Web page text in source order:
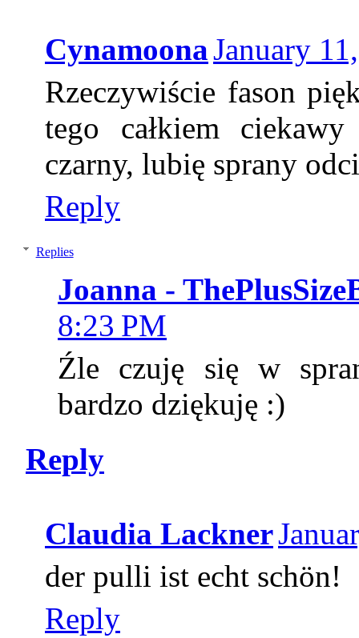
CynamoonaJanuary
Rzeczywiście fason
tego całkiem
czarny, lubię sprany
Reply
Replies
Joanna -
8:23 PM
Źle czuję się w
bardzo dziękuję :)
Reply
Claudia Lackner
der pulli ist echt schön!
Reply